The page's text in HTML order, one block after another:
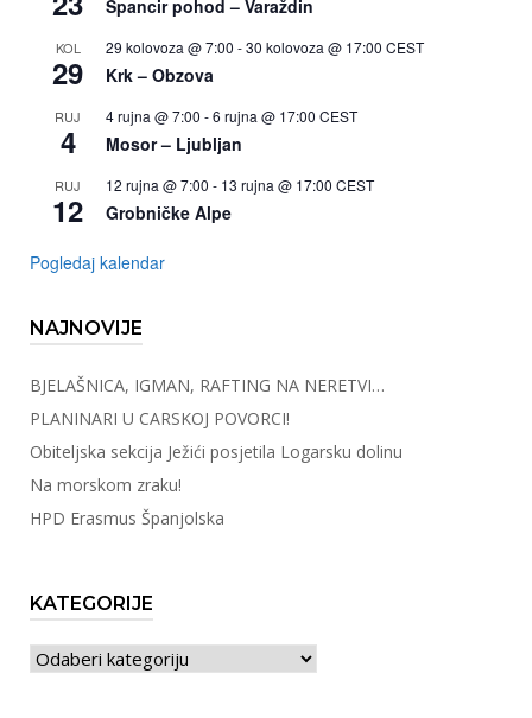
Špancir pohod – Varaždin
KOL
29
29 kolovoza @ 7:00 -30 kolovoza @ 17:00 CEST
Krk – Obzova
RUJ
4
4 rujna @ 7:00 -6 rujna @ 17:00 CEST
Mosor – Ljubljan
RUJ
12
12 rujna @ 7:00 - 13 rujna @ 17:00 CEST
Grobničke Alpe
Pogledaj kalendar
NAJNOVIJE
BJELAŠNICA, IGMAN, RAFTING NA NERETVI…
PLANINARI U CARSKOJ POVORCI!
Obiteljska sekcija Ježići posjetila Logarsku dolinu
Na morskom zraku!
HPD Erasmus Španjolska
KATEGORIJE
Kategorije